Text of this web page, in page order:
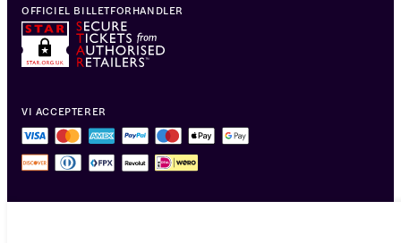
VI ACCEPTERER
OFFICIEL BILLETFORHANDLER